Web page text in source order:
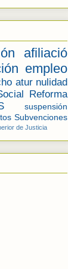
afiliació
empleo
atur nulidad
Reforma
suspensión
Subvenciones
de Justicia